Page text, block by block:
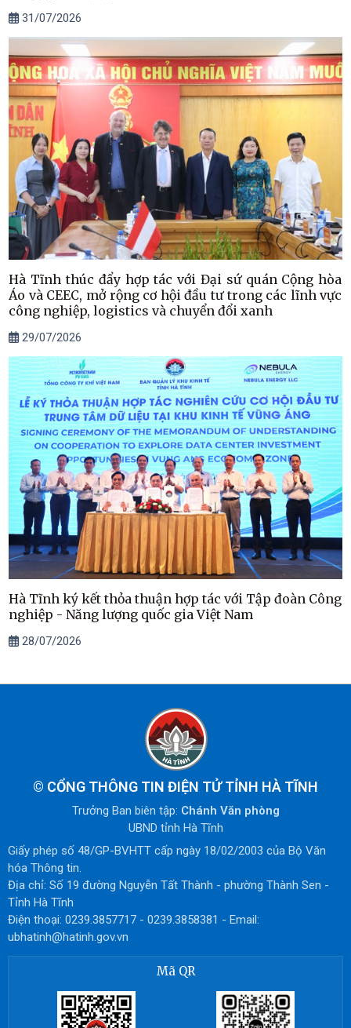
31/07/2026
Hà Tĩnh thúc đẩy hợp tác với Đại sứ quán Cộng hòa
Áo và CEEC, mở rộng cơ hội đầu tư trong các lĩnh vực
công nghiệp, logistics và chuyển đổi xanh
29/07/2026
Hà Tĩnh ký kết thỏa thuận hợp tác với Tập đoàn Công
nghiệp - Năng lượng quốc gia Việt Nam
28/07/2026
© CỔNG THÔNG TIN ĐIỆN TỬ TỈNH HÀ TĨNH
Trưởng Ban biên tập: Chánh Văn phòng
UBND tỉnh Hà Tĩnh
Giấy phép số 48/GP-BVHTT cấp ngày 18/02/2003 của Bộ Văn
hóa Thông tin.
Địa chỉ: Số 19 đường Nguyễn Tất Thành - phường Thành Sen -
Tỉnh Hà Tĩnh
Điện thoại: 0239.3857717 - 0239.3858381 - Email:
ubhatinh@hatinh.gov.vn
Mã QR